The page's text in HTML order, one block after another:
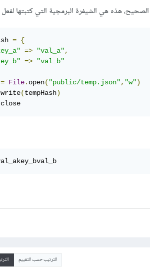
= {
=> "val_a",
=>
"val_b"
= File. open( "public/temp.json", "w")
write(tempHash)
close
الترتيب حسب التقييم